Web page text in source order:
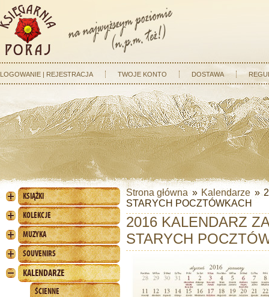
LOGOWANIE | REJESTRACJA TWOJE KONTO DOSTAWA
KSIĄŻKI
KOLEKCJE
MUZYKA
SOUVENIRS
KALENDARZE
ŚCIENNE
Strona główna » Kalendarze »
STARYCH POCZTÓWKACH
2016 KALENDARZ
STARYCH